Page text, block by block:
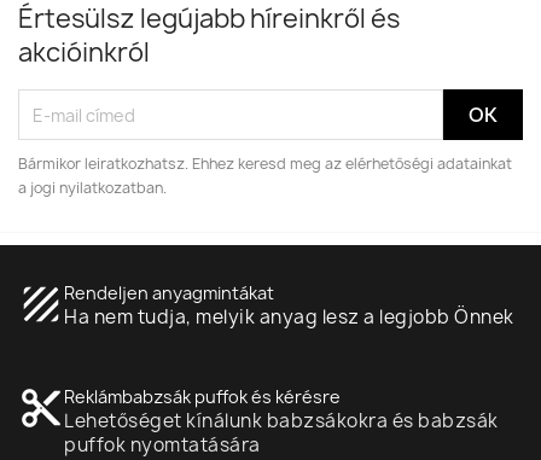
Értesülsz legújabb híreinkről és
akcióinkról
Bármikor leiratkozhatsz. Ehhez keresd meg az elérhetőségi adatainkat
a jogi nyilatkozatban.
texture Rendeljen anyagmintákat
Ha nem tudja, melyik anyag lesz a legjobb Önnek
content_cut Reklámbabzsák puffok és kérésre
Lehetőséget kínálunk babzsákokra és babzsák
puffok nyomtatására